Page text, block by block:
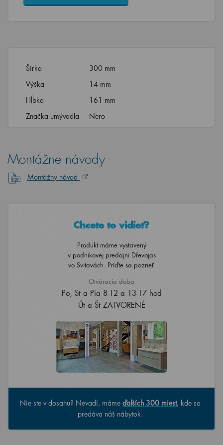
Šírka
300 mm
Výška
14 mm
Hĺbka
161 mm
Značka umývadla
Nero
Montážne návody
Montážny návod
Chcete to vidieť?
Produkt máme vystavený
v podnikovej predajni Dřevojas
vo Svitavách. Príďte sa pozrieť.
Otváracia doba
Po, St a Pia 8-12 a 13-17 hod
Út a Št ZATVORENÉ
Nie ste v dosahu? Nevadí, máme ďalších 300 miest, kde sa
predáva náš nábytok.